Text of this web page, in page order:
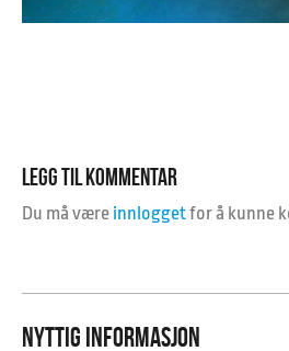
LEGG TIL KOMMENTAR
Du må være innloggetfor å kunne
NYTTIG INFORMASJON